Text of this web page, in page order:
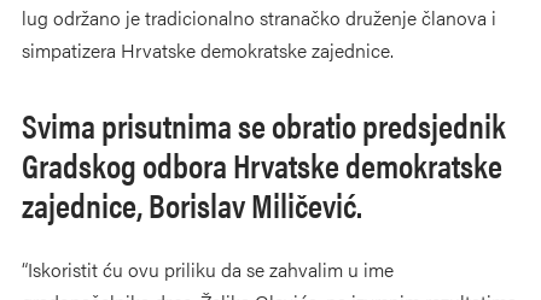
lug održano je tradicionalno stranačko druženje članova i
simpatizera Hrvatske demokratske zajednice.
Svima prisutnima se obratio predsjednik
Gradskog odbora Hrvatske demokratske
zajednice, Borislav Miličević.
“Iskoristit ću ovu priliku da se zahvalim u ime